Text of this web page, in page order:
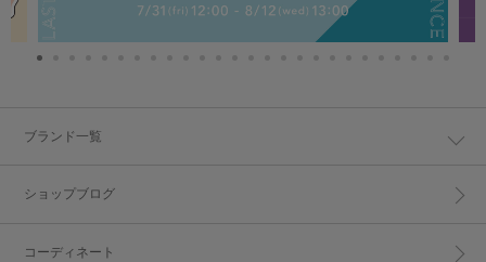
ブランド一覧
ショップブログ
コーディネート